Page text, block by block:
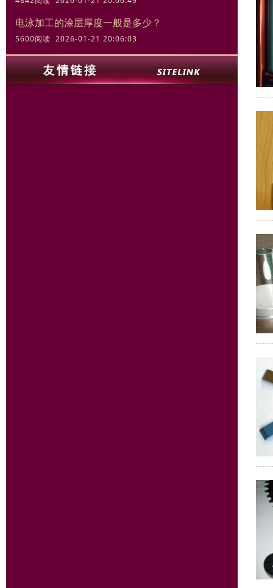
电泳加工的涂层厚度一般是多少？
5600阅读 2026-01-21 20:06:03